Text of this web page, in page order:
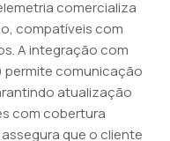
comercializa
compatíveis com
A integração com
permite comunicação
atualização
com cobertura
que o cliente